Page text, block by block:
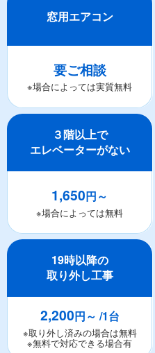
窓用エアコン
要ご相談
※場合によっては実質無料
３階以上で
エレベーターがない
1,650円～
※場合によっては無料
19時以降の
取り外し工事
2,200円～ /1台
※取り外し済みの場合は無料
※無料で対応できる場合有